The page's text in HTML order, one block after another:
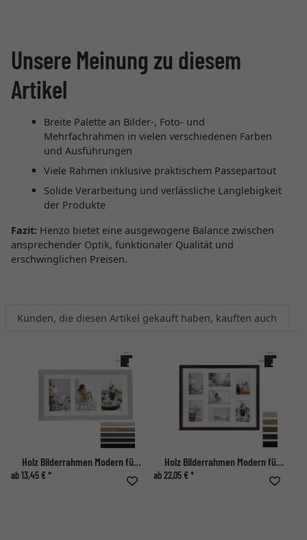
Unsere Meinung zu diesem
Artikel
Breite Palette an Bilder-, Foto- und
Mehrfachrahmen in vielen verschiedenen Farben
und Ausführungen
Viele Rahmen inklusive praktischem Passepartout
Solide Verarbeitung und verlässliche Langlebigkeit
der Produkte
Fazit: Henzo bietet eine ausgewogene Balance zwischen
ansprechender Optik, funktionaler Qualität und
erschwinglichen Preisen.
Kunden, die diesen Artikel gekauft haben, kauften auch
ab 13,45 € * ab 22,05 € *